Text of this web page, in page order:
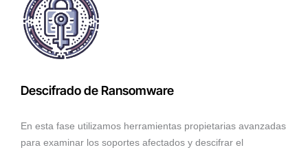
Descifrado de Ransomware
En esta fase utilizamos herramientas propietarias avanzadas
para examinar los soportes afectados y descifrar el